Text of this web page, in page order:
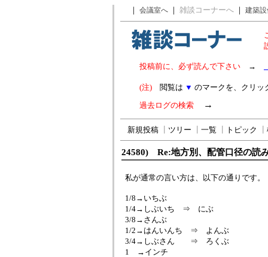
｜ 会議室へ ｜ 雑談コーナーへ ｜ 建築
投稿前に、必ず読んで下さい →
(注) 閲覧は ▼ のマークを、クリッ
過去ログの検索 →
新規投稿 ツリー 一覧 トピック
24580) Re:地方別、配管口径の読
私が通常の言い方は、以下の通りです。
1/8→いちぶ
1/4→しぶいち ⇒ にぶ
3/8→さんぶ
1/2→はんいんち ⇒ よんぶ
3/4→しぶさん ⇒ ろくぶ
1 →インチ